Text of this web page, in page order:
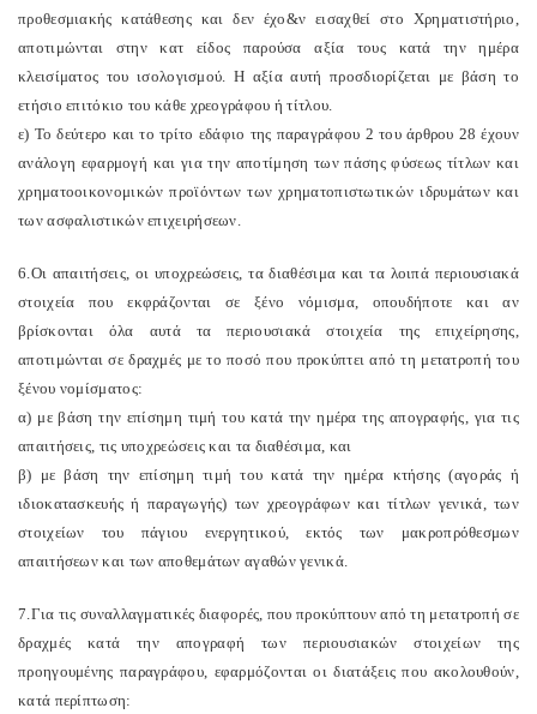
προθεσμιακής κατάθεσης και δεν έχο&ν εισαχθεί στο Χρηματιστήριο,
αποτιμώνται στην κατ είδος παρούσα αξία τους κατά την ημέρα
κλεισίματος του ισολογισμού. Η αξία αυτή προσδιορίζεται με βάση το
ετήσιο επιτόκιο του κάθε χρεογράφου ή τίτλου.
ε) Το δεύτερο και το τρίτο εδάφιο της παραγράφου 2 του άρθρου 28 έχουν
ανάλογη εφαρμογή και για την αποτίμηση των πάσης φύσεως τίτλων και
χρηματοοικονομικών προϊόντων των χρηματοπιστωτικών ιδρυμάτων και
των ασφαλιστικών επιχειρήσεων.
6.Οι απαιτήσεις, οι υποχρεώσεις, τα διαθέσιμα και τα λοιπά περιουσιακά
στοιχεία που εκφράζονται σε ξένο νόμισμα, οπουδήποτε και αν
βρίσκονται όλα αυτά τα περιουσιακά στοιχεία της επιχείρησης,
αποτιμώνται σε δραχμές με το ποσό που προκύπτει από τη μετατροπή του
ξένου νομίσματος:
α) με βάση την επίσημη τιμή του κατά την ημέρα της απογραφής, για τις
απαιτήσεις, τις υποχρεώσεις και τα διαθέσιμα, και
β) με βάση την επίσημη τιμή του κατά την ημέρα κτήσης (αγοράς ή
ιδιοκατασκευής ή παραγωγής) των χρεογράφων και τίτλων γενικά, των
στοιχείων του πάγιου ενεργητικού, εκτός των μακροπρόθεσμων
απαιτήσεων και των αποθεμάτων αγαθών γενικά.
7.Για τις συναλλαγματικές διαφορές, που προκύπτουν από τη μετατροπή σε
δραχμές κατά την απογραφή των περιουσιακών στοιχείων της
προηγουμένης παραγράφου, εφαρμόζονται οι διατάξεις που ακολουθούν,
κατά περίπτωση: